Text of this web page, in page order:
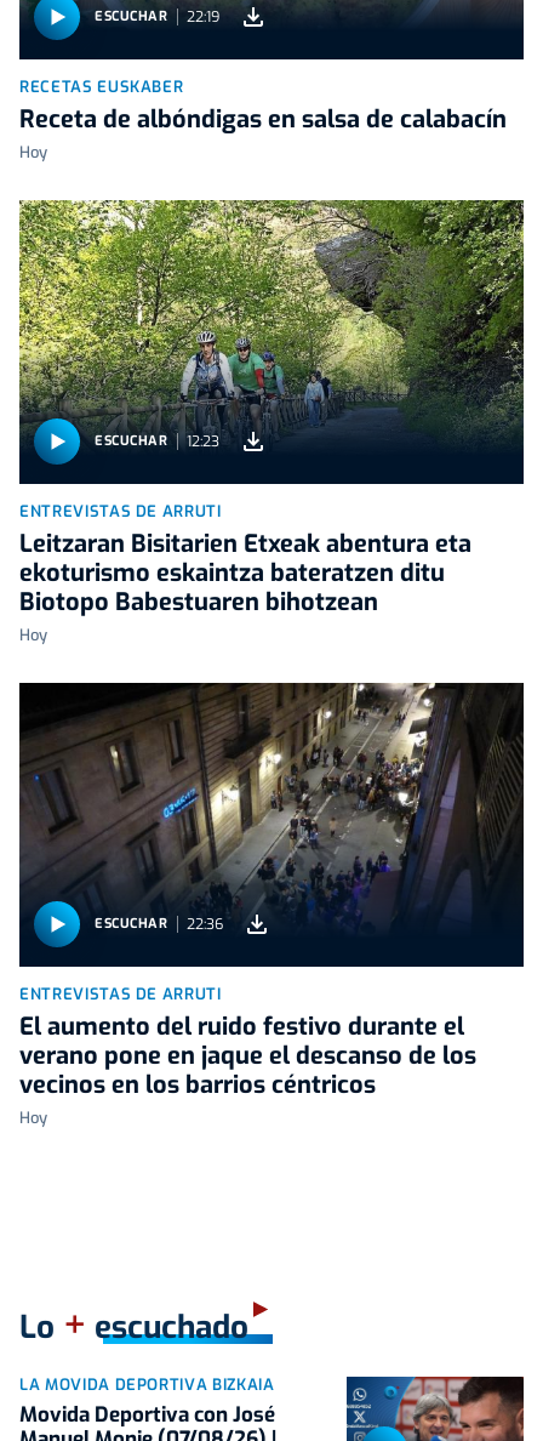
ESCUCHAR 22:19
RECETAS EUSKABER
Receta de albóndigas en salsa de calabacín
Hoy
ESCUCHAR 12:23
ENTREVISTAS DE ARRUTI
Leitzaran Bisitarien Etxeak abentura eta
ekoturismo eskaintza bateratzen ditu
Biotopo Babestuaren bihotzean
Hoy
ESCUCHAR 22:36
ENTREVISTAS DE ARRUTI
El aumento del ruido festivo durante el
verano pone en jaque el descanso de los
vecinos en los barrios céntricos
Hoy
Lo + escuchado
LA MOVIDA DEPORTIVA BIZKAIA
Movida Deportiva con José